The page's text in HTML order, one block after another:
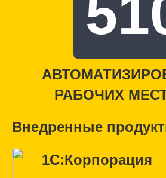
РАБОЧИХ
Внедренные
1С:Корпорация